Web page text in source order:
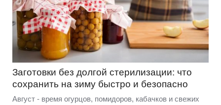
Заготовки без долгой стерилизации: что
сохранить на зиму быстро и безопасно
Август - время огурцов, помидоров, кабачков и свежих